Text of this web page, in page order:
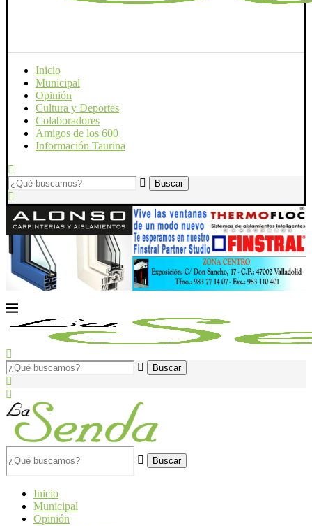
Inicio
Municipal
Opinión
Cultura y Deportes
Colaboradores
Amigos de los 600
Información Taurina
Buscar
Inicio
Municipal
Opinión